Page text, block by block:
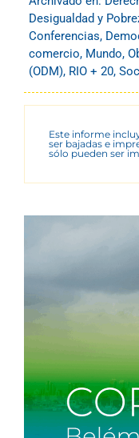
Desigualdad y
Conferencias,
comercio, Mundo,
(ODM), RIO + 20,
Este informe
ser bajadas e
sólo pueden ser